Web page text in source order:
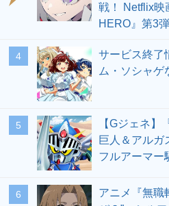
戦！ Netflix映
HERO』第3
4
サービス終了
ム・ソシャゲ
5
【Gジェネ】
巨人＆アルガ
フルアーマー
6
アニメ『無職